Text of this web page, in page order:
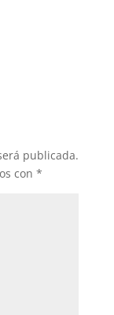
publicada.
con *